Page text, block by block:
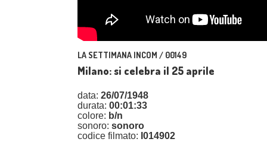
LA SETTIMANA INCOM / 00149
Milano: si celebra il 25 aprile
data: 26/07/1948
durata: 00:01:33
colore: b/n
sonoro: sonoro
codice filmato: I014902